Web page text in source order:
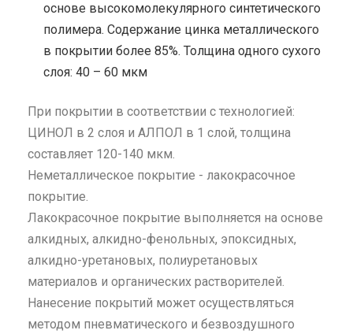
основе высокомолекулярного синтетического
полимера. Содержание цинка металлического
в покрытии более 85%. Толщина одного сухого
слоя: 40 – 60 мкм
При покрытии в соответствии с технологией:
ЦИНОЛ в 2 слоя и АЛПОЛ в 1 слой, толщина
составляет 120-140 мкм.
Неметаллическое покрытие - лакокрасочное
покрытие.
Лакокрасочное покрытие выполняется на основе
алкидных, алкидно-фенольных, эпоксидных,
алкидно-уретановых, полиуретановых
материалов и органических растворителей.
Нанесение покрытий может осуществляться
методом пневматического и безвоздушного